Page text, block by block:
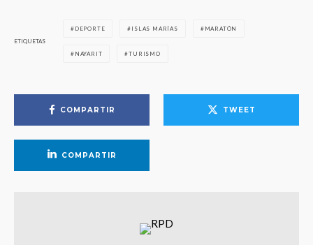
ETIQUETAS
DEPORTE ISLAS MARÍAS MARATÓN
NAYARIT TURISMO
COMPARTIR TWEET
COMPARTIR